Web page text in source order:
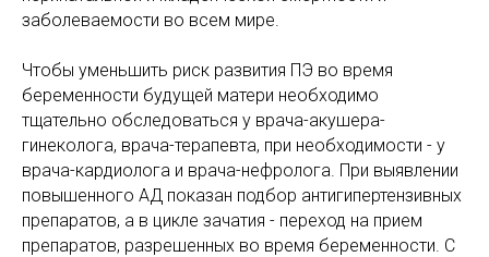
заболеваемости во всем мире.
Чтобы уменьшить риск развития ПЭ во время
беременности будущей матери необходимо
тщательно обследоваться у врача-акушера-
гинеколога, врача-терапевта, при необходимости - у
врача-кардиолога и врача-нефролога. При выявлении
повышенного АД показан подбор антигипертензивных
препаратов, а в цикле зачатия - переход на прием
препаратов, разрешенных во время беременности. С